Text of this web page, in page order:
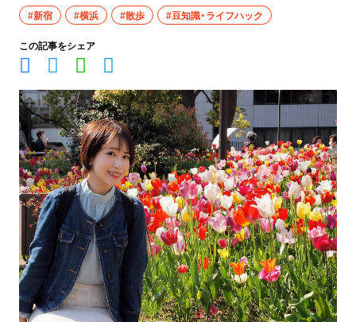
#新宿 #横浜 #散歩 #豆知識・ライフハック
この記事をシェア